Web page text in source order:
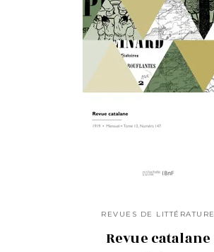
REVUES DE LITTÉRATURE
Revue catalane